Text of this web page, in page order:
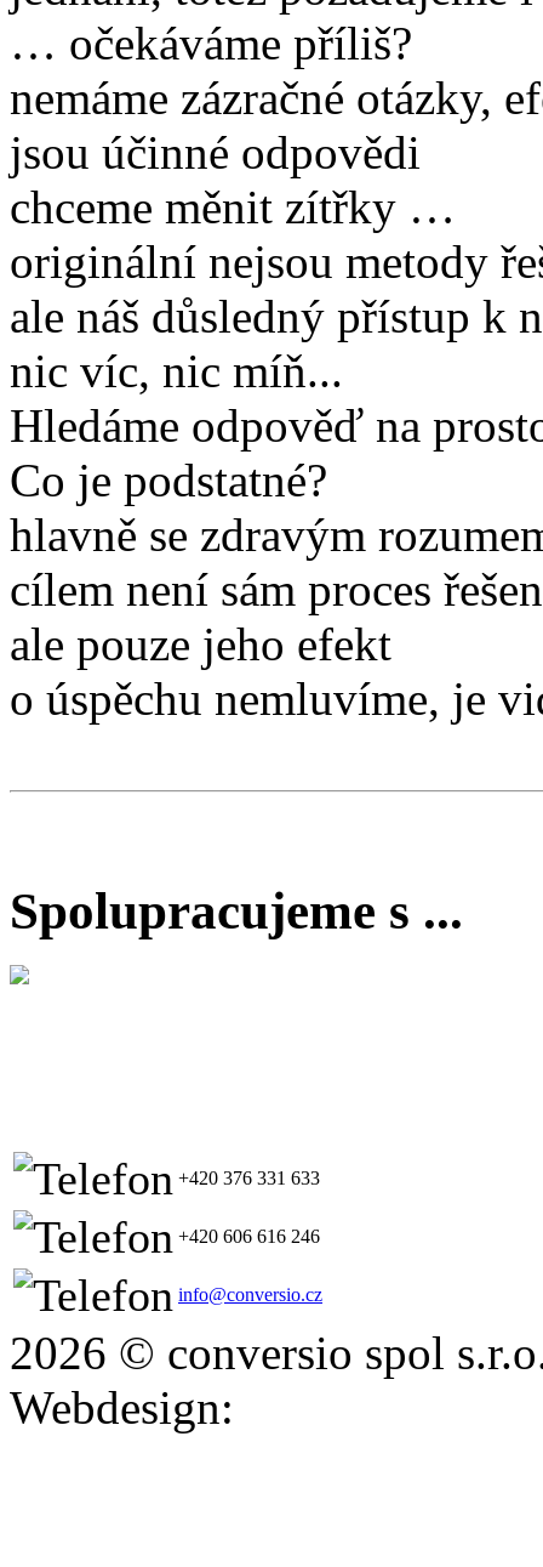
… očekáváme příliš?
nemáme zázračné otázky,
jsou účinné odpovědi
chceme měnit zítřky …
originální nejsou metody
ale náš důsledný přístup k
nic víc, nic míň...
Hledáme odpověď na
Co je podstatné?
hlavně se zdravým
cílem není sám proces
ale pouze jeho efekt
o úspěchu nemluvíme, je
Spolupracujeme s ...
+420 376 331 633
+420 606 616 246
info@conversio.cz
2026 © conversio spol
Webdesign: